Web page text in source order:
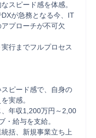
スピード感を体感。
が急務となる今、IT
プローチが不可欠
行までフルプロセス
ピード感で、自身の
実感。
、年収1,200万円～2,00
・給与を支給。
括、新規事業立ち上